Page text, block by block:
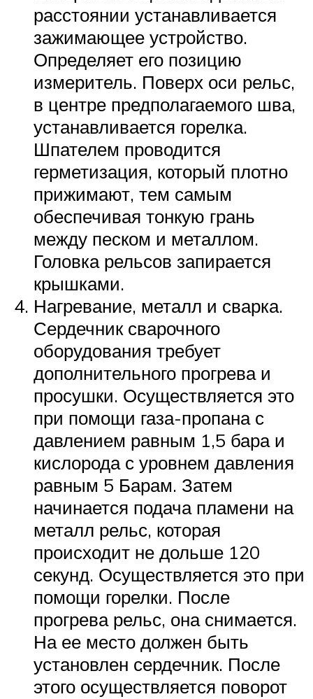
расстоянии устанавливается
зажимающее устройство.
Определяет его позицию
измеритель. Поверх оси рельс,
в центре предполагаемого шва,
устанавливается горелка.
Шпателем проводится
герметизация, который плотно
прижимают, тем самым
обеспечивая тонкую грань
между песком и металлом.
Головка рельсов запирается
крышками.
Нагревание, металл и сварка.
Сердечник сварочного
оборудования требует
дополнительного прогрева и
просушки. Осуществляется это
при помощи газа-пропана с
давлением равным 1,5 бара и
кислорода с уровнем давления
равным 5 Барам. Затем
начинается подача пламени на
металл рельс, которая
происходит не дольше 120
секунд. Осуществляется это при
помощи горелки. После
прогрева рельс, она снимается.
На ее место должен быть
установлен сердечник. После
этого осуществляется поворот